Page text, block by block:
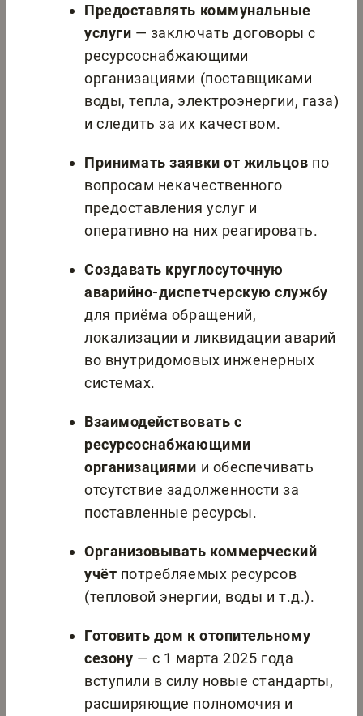
Предоставлять коммунальные
услуги — заключать договоры с
ресурсоснабжающими
организациями (поставщиками
воды, тепла, электроэнергии, газа)
и следить за их качеством.
Принимать заявки от жильцов по
вопросам некачественного
предоставления услуг и
оперативно на них реагировать.
Создавать круглосуточную
аварийно-диспетчерскую службу
для приёма обращений,
локализации и ликвидации аварий
во внутридомовых инженерных
системах.
Взаимодействовать с
ресурсоснабжающими
организациями и обеспечивать
отсутствие задолженности за
поставленные ресурсы.
Организовывать коммерческий
учёт потребляемых ресурсов
(тепловой энергии, воды и т.д.).
Готовить дом к отопительному
сезону — с 1 марта 2025 года
вступили в силу новые стандарты,
расширяющие полномочия и